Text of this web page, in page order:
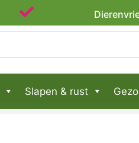
Slapen & rust